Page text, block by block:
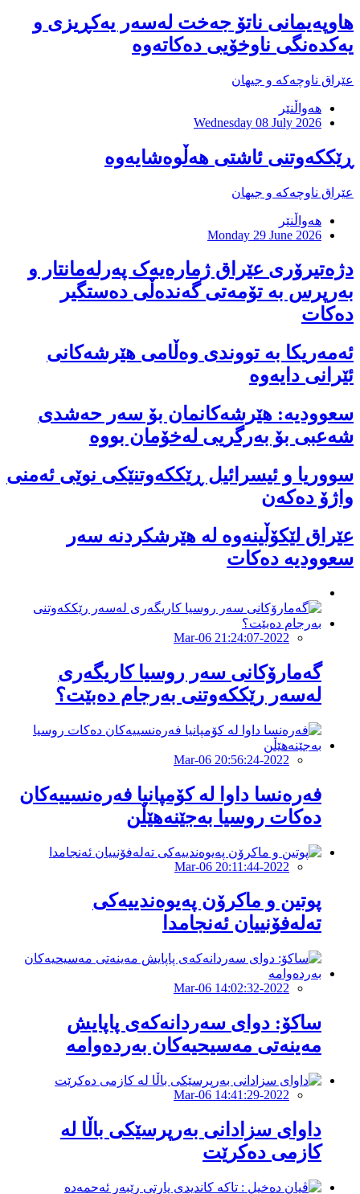
هاوپەیمانى ناتۆ جەخت لەسەر یەکڕیزی و
یەکدەنگى ناوخۆیى دەکاتەوە
عێراق ناوچەکە و جیهان
هەواڵنێر
Wednesday 08 July 2026
ڕێککەوتنی ئاشتی هەڵوەشایەوە
عێراق ناوچەکە و جیهان
هەواڵنێر
Monday 29 June 2026
دژەتیرۆری عێراق ژمارەیەک پەرلەمانتار و
بەرپرس بە تۆمەتی گەندەڵی دەستگیر
دەكات
ئەمەریکا بە تووندی وەڵامی هێرشەکانی
ئێرانی دایەوە
‏سعوودیە: هێرشەكانمان بۆ سەر حەشدی
شەعبی بۆ بەرگریی لەخۆمان بووە
سووریا و ئیسرائیل ڕێککەوتنێکی نوێی ئەمنی
واژۆ دەکەن
عێراق لێکۆڵینەوە لە هێرشکردنە سەر
سعوودیە دەکات
2022-Mar-06 21:24:07
گەمارۆکانی سەر روسیا کاریگەری
لەسەر رێککەوتنی بەرجام دەبێت؟
2022-Mar-06 20:56:24
فەرەنسا داوا لە کۆمپانیا فەرەنسییەکان
دەکات روسیا بەجێنەهێڵن
2022-Mar-06 20:11:44
پوتین و ماکرۆن پەیوەندییەکی
تەلەفۆنییان ئەنجامدا
2022-Mar-06 14:02:32
ساكۆ: دواى سه‌ردانه‌كه‌ى پاپایش
مه‌ینه‌تى مه‌سیحیه‌كان به‌رده‌وامه‌
2022-Mar-06 14:41:29
داواى سزادانى به‌رپرسێكى باڵا له‌
كازمى ده‌كرێت